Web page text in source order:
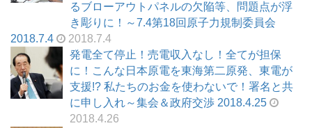
るブローアウトパネルの欠陥等、問題点が浮
き彫りに！～7.4第18回原子力規制委員会
2018.7.4
2018.7.4
発電全て停止！売電収入なし！全てが担保
に！こんな日本原電を東海第二原発、東電が
支援!? 私たちのお金を使わないで！署名と共
に申し入れ～集会＆政府交渉 2018.4.25
2018.4.26